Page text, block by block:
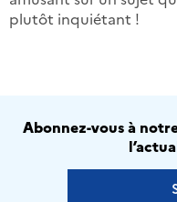
plutôt inquiétant !
Abonnez-vous à